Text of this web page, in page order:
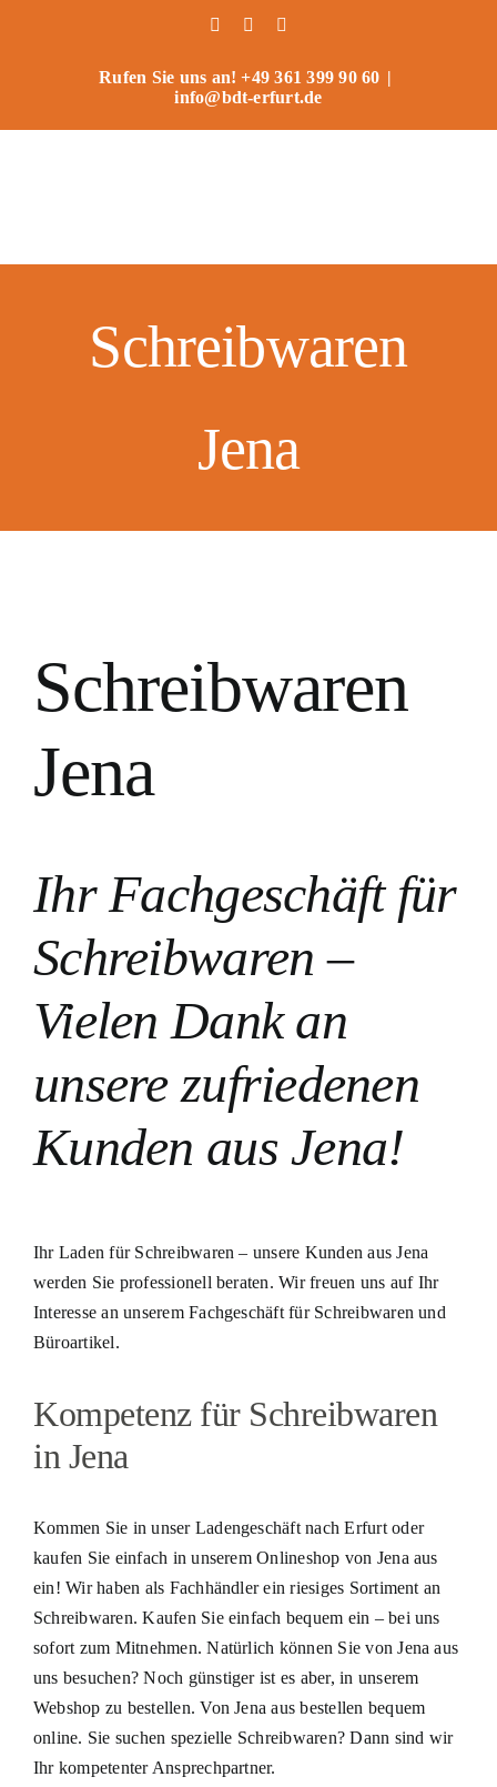
FacebookInstagram
Rufen Sie uns an! +49 361 399 90 60 |
info@bdt-erfurt.de
Schreibwaren
Jena
Schreibwaren
Jena
Ihr Fachgeschäft für
Schreibwaren –
Vielen Dank an
unsere zufriedenen
Kunden aus Jena!
Ihr Laden für Schreibwaren – unsere Kunden aus Jena
werden Sie professionell beraten. Wir freuen uns auf Ihr
Interesse an unserem Fachgeschäft für Schreibwaren und
Büroartikel.
Kompetenz für Schreibwaren
in Jena
Kommen Sie in unser Ladengeschäft nach Erfurt oder
kaufen Sie einfach in unserem Onlineshop von Jena aus
ein! Wir haben als Fachhändler ein riesiges Sortiment an
Schreibwaren. Kaufen Sie einfach bequem ein – bei uns
sofort zum Mitnehmen. Natürlich können Sie von Jena aus
uns besuchen? Noch günstiger ist es aber, in unserem
Webshop zu bestellen. Von Jena aus bestellen bequem
online. Sie suchen spezielle Schreibwaren? Dann sind wir
Ihr kompetenter Ansprechpartner.